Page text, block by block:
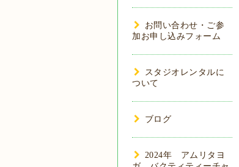
お問い合わせ・ご参
加お申し込みフォーム
スタジオレンタルに
ついて
ブログ
2024年 アムリタヨ